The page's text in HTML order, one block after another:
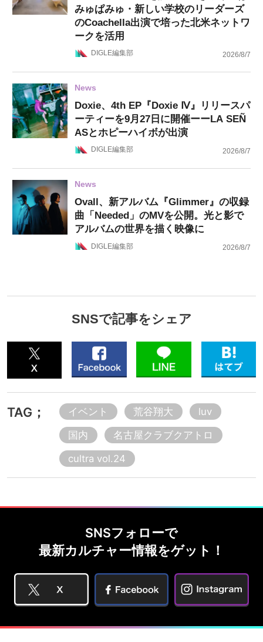
みゅぱみゅ・新しい学校のリーダーズ
のCoachella出演で培った北米ネットワ
ークを活用
DIGLE編集部 2026/8/7
News
Doxie、4th EP『Doxie Ⅳ』リリースパ
ーティーを9月27日に開催ーーLA SEÑ
ASとホピーハイボが出演
DIGLE編集部 2026/8/7
News
Ovall、新アルバム『Glimmer』の収録
曲「Needed」のMVを公開。光と影で
アルバムの世界を描く映像に
DIGLE編集部 2026/8/7
SNSで記事をシェア
TAG； イベント 荒谷翔大
luv
国内
名古屋クラブクアトロ
cultra vol.24
SNSフォローで
最新カルチャー情報をゲット！